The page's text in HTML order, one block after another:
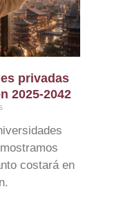
privadas
2025-2042
costará en